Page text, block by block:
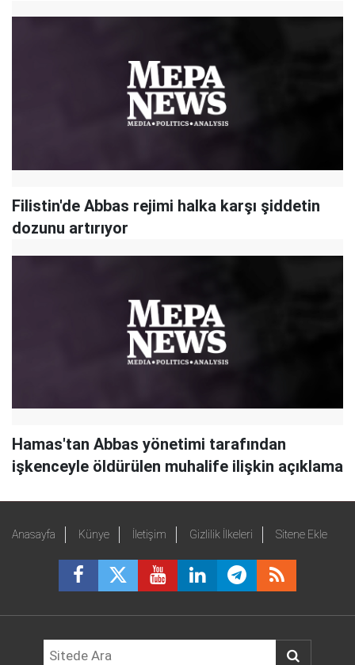
Filistin'de Abbas rejimi halka karşı şiddetin
dozunu artırıyor
Hamas'tan Abbas yönetimi tarafından
işkenceyle öldürülen muhalife ilişkin açıklama
Anasayfa Künye İletişim Gizlilik İlkeleri Sitene Ekle